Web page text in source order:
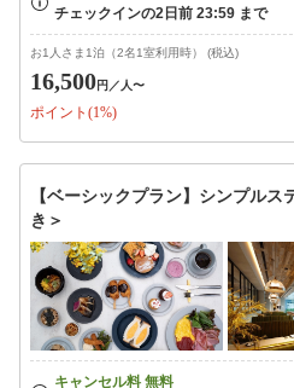
お1人さま1泊（2名1室利用時） (税込)
16,500円 ／人〜
ポイント(1%)
【ベーシックプラン】シンプル
き＞